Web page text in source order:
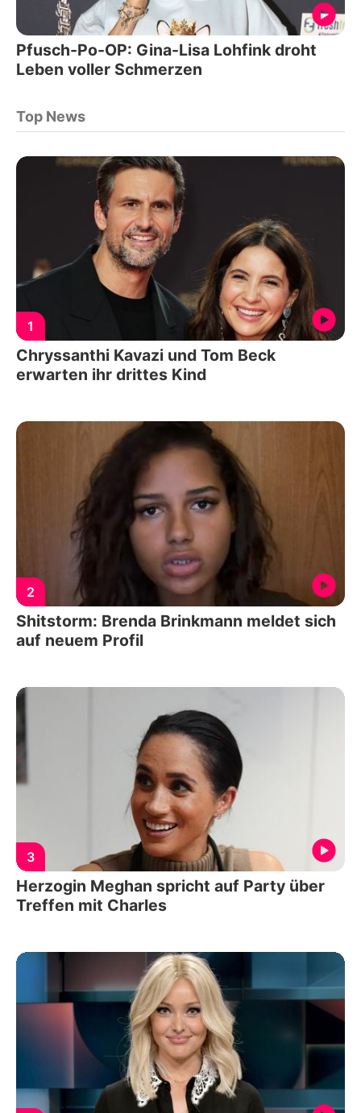
Pfusch-Po-OP: Gina-Lisa Lohfink droht
Leben voller Schmerzen
Top News
1
Chryssanthi Kavazi und Tom Beck
erwarten ihr drittes Kind
2
Shitstorm: Brenda Brinkmann meldet sich
auf neuem Profil
3
Herzogin Meghan spricht auf Party über
Treffen mit Charles